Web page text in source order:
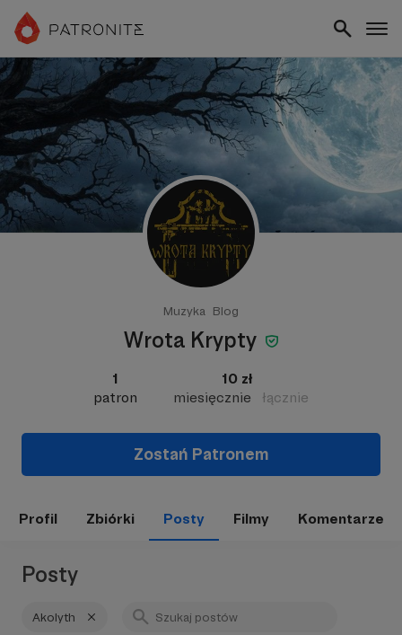
Muzyka Blog
Wrota Krypty
1
patron
10 zł
miesięcznie
łącznie
Zostań Patronem
Profil Zbiórki Posty Filmy Komentarze
Posty
Akolyth